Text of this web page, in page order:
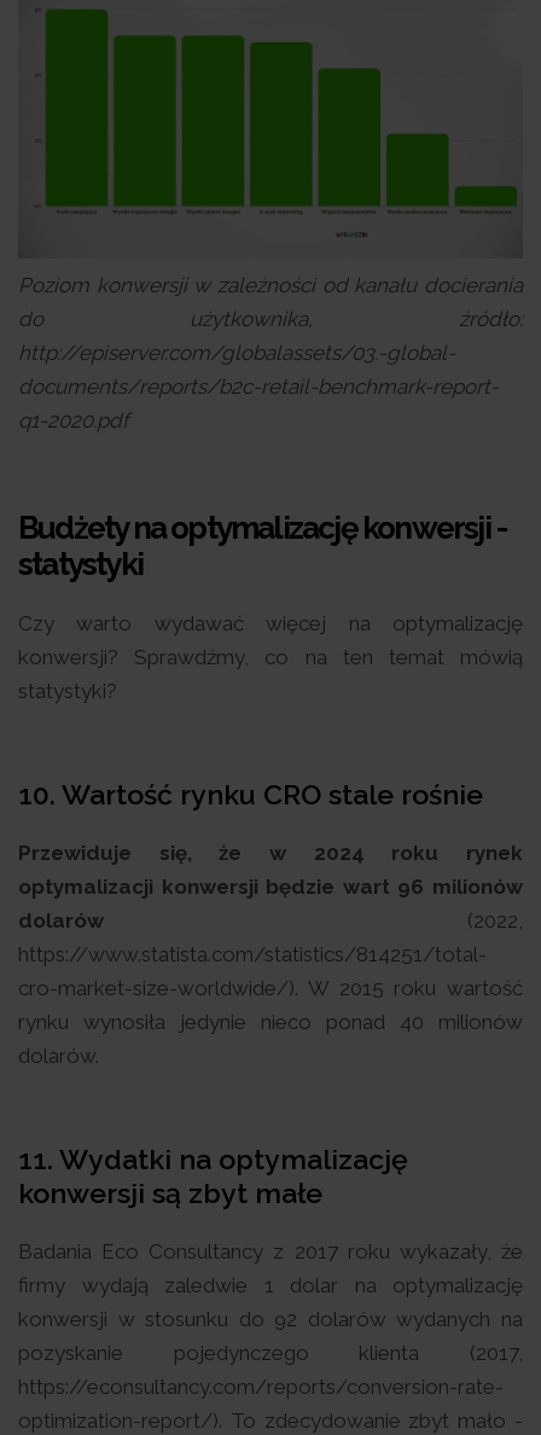
Poziom konwersji w zależności od kanału docierania
do użytkownika, źródło:
http://episerver.com/globalassets/03.-global-
documents/reports/b2c-retail-benchmark-report-
q1-2020.pdf
Budżety na optymalizację konwersji -
statystyki
Czy warto wydawać więcej na optymalizację
konwersji? Sprawdźmy, co na ten temat mówią
statystyki?
10. Wartość rynku CRO stale rośnie
Przewiduje się, że w 2024 roku rynek
optymalizacji konwersji będzie wart 96 milionów
dolarów (2022,
https://www.statista.com/statistics/814251/total-
cro-market-size-worldwide/). W 2015 roku wartość
rynku wynosiła jedynie nieco ponad 40 milionów
dolarów.
11. Wydatki na optymalizację
konwersji są zbyt małe
Badania Eco Consultancy z 2017 roku wykazały, że
firmy wydają zaledwie 1 dolar na optymalizację
konwersji w stosunku do 92 dolarów wydanych na
pozyskanie pojedynczego klienta (2017,
https://econsultancy.com/reports/conversion-rate-
optimization-report/). To zdecydowanie zbyt mało -